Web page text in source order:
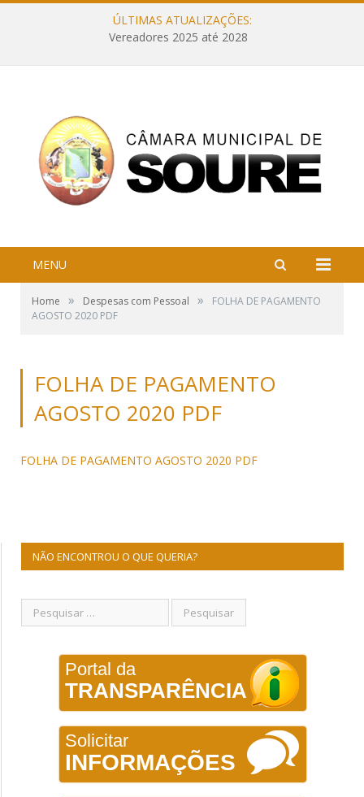
ÚLTIMAS ATUALIZAÇÕES:
Vereadores 2025 até 2028
MENU
Home » Despesas com Pessoal »
FOLHA DE PAGAMENTO
AGOSTO 2020 PDF
FOLHA DE PAGAMENTO
AGOSTO 2020 PDF
FOLHA DE PAGAMENTO AGOSTO 2020 PDF
NÃO ENCONTROU O QUE QUERIA?
Portal da
TRANSPARÊNCIA
Solicitar
INFORMAÇÕES